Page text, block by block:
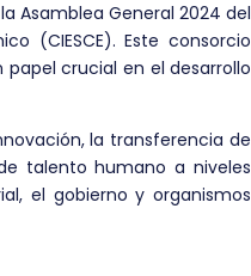
Asamblea General 2024 del
(CIESCE). Este consorcio
crucial en el desarrollo
la transferencia de
talento humano a niveles
el gobierno y organismos